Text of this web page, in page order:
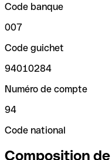
Code banque
007
Code guichet
94010284
Numéro de compte
94
Code national
Composition